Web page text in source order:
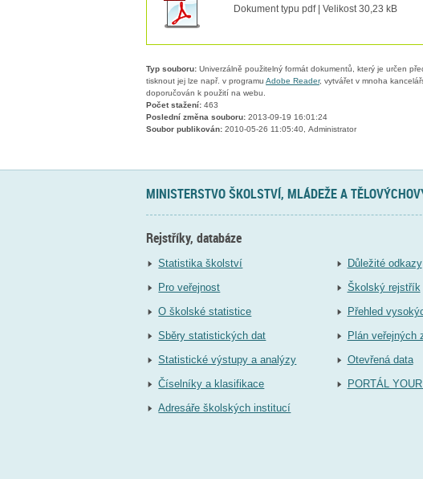
Dokument typu pdf | Velikost 30,23 kB
Typ souboru: Univerzálně použitelný formát dokumentů, který je určen
tisknout jej lze např. v programu Adobe Reader, vytvářet v mnoha
doporučován k použití na webu.
Počet stažení: 463
Poslední změna souboru: 2013-09-19 16:01:24
Soubor publikován: 2010-05-26 11:05:40, Administrator
MINISTERSTVO ŠKOLSTVÍ, MLÁDEŽE A
Rejstříky, databáze
Statistika školství
Pro veřejnost
O školské statistice
Sběry statistických dat
Statistické výstupy a analýzy
Číselníky a klasifikace
Adresáře školských institucí
Důležité odkazy
Školský rejstřík
Přehled
Plán veřejných
Otevřená data
PORTÁL